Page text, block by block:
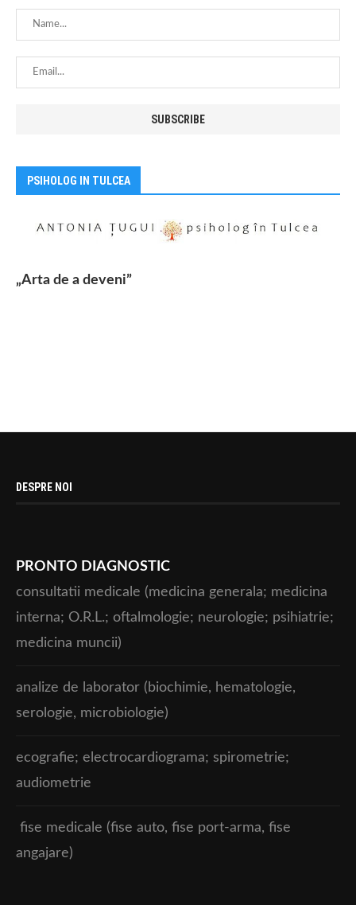
PSIHOLOG IN TULCEA
„Arta de a deveni”
DESPRE NOI
PRONTO DIAGNOSTIC
consultatii medicale (medicina generala; medicina
interna; O.R.L.; oftalmologie; neurologie; psihiatrie;
medicina muncii)
analize de laborator (biochimie, hematologie,
serologie, microbiologie)
ecografie; electrocardiograma; spirometrie;
audiometrie
fise medicale (fise auto, fise port-arma, fise
angajare)